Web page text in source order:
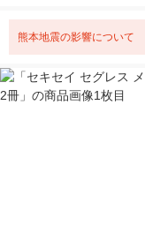
熊本地震の影響について